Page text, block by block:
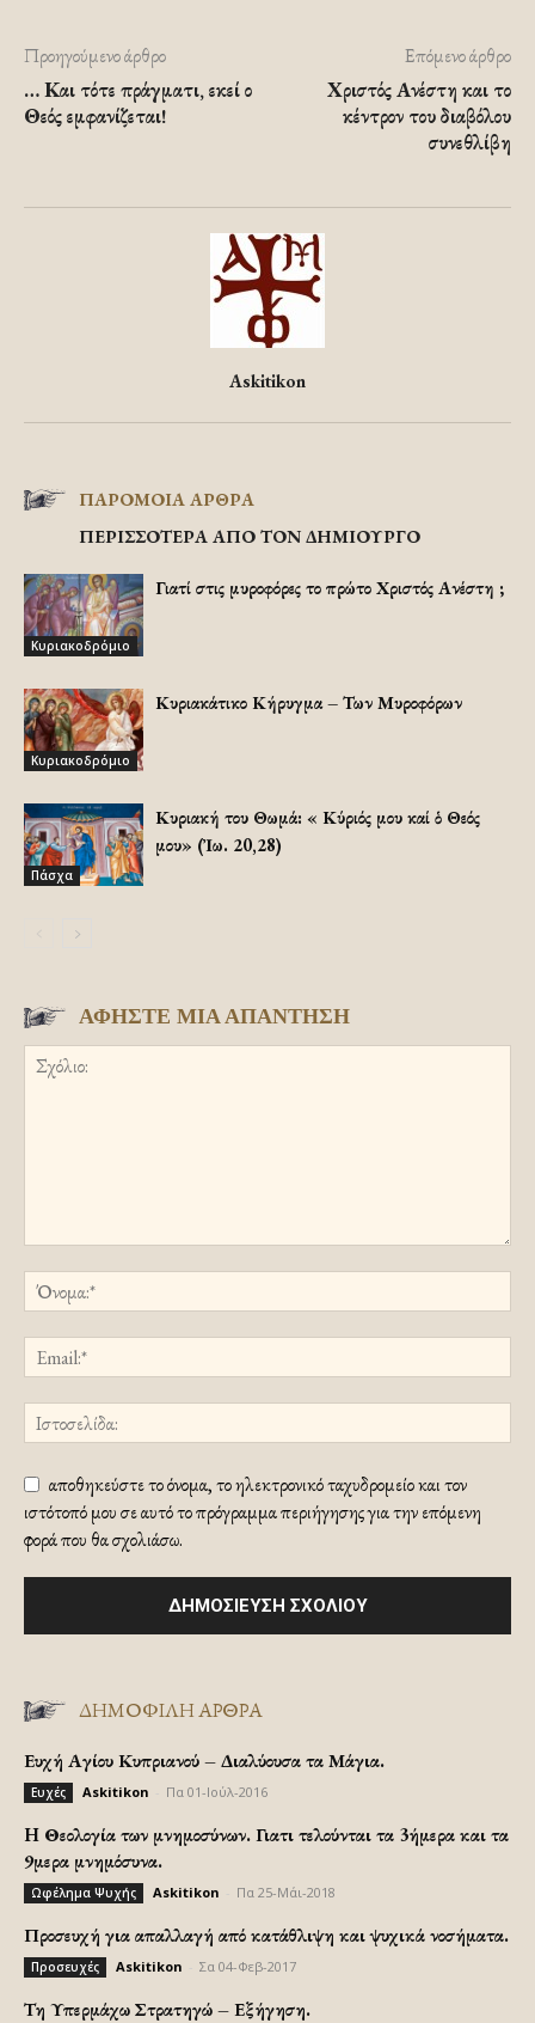
Προηγούμενο άρθρο
… Και τότε πράγματι, εκεί ο
Θεός εμφανίζεται!
Επόμενο άρθρο
Χριστός Ανέστη και το
κέντρον του διαβόλου
συνεθλίβη
Askitikon
ΠΑΡΟΜΟΙΑ ΑΡΘΡΑ
ΠΕΡΙΣΣΟΤΕΡΑ ΑΠΟ ΤΟΝ ΔΗΜΙΟΥΡΓΟ
Κυριακοδρόμιο
Γιατί στις μυροφόρες το πρώτο Χριστός Ανέστη ;
Κυριακοδρόμιο
Κυριακάτικο Κήρυγμα – Των Μυροφόρων
Πάσχα
Κυριακή του Θωμά: «Ὁ Κύριός μου καί ὁ Θεός
μου» (Ἰω. 20,28)
ΑΦΗΣΤΕ ΜΙΑ ΑΠΑΝΤΗΣΗ
αποθηκεύστε το όνομα, το ηλεκτρονικό ταχυδρομείο και τον
ιστότοπό μου σε αυτό το πρόγραμμα περιήγησης για την επόμενη
φορά που θα σχολιάσω.
ΔΗΜΟΦΙΛΗ ΑΡΘΡΑ
Ευχή Αγίου Κυπριανού – Διαλύουσα τα Μάγια.
Ευχές Askitikon Πα 01-Ιούλ-2016
H Θεολογία των μνημοσύνων. Γιατι τελούνται τα 3ήμερα και τα
9μερα μνημόσυνα.
Ωφέλημα Ψυχής Askitikon Πα 25-Μάι-2018
Προσευχή για απαλλαγή από κατάθλιψη και ψυχικά νοσήματα.
Προσευχές Askitikon Σα 04-Φεβ-2017
Τη Υπερμάχω Στρατηγώ – Εξήγηση.